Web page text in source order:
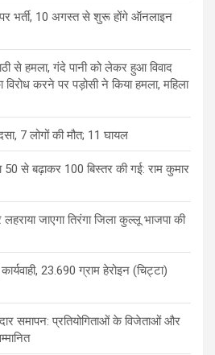
पर भर्ती, 10 अगस्त से शुरू होंगे ऑनलाइन
से हमला, गंदे पानी को लेकर हुआ विवाद
विरोध करने पर पड़ोसी ने किया हमला, महिला
7 लोगों की मौत; 11 घायल
50 से बढ़ाकर 100 बिस्तर की गई: राम कुमार
जाएगा तिरंगा जिला कुल्लू भाजपा की
23.690 ग्राम हेरोइन (चिट्टा)
समापन: प्रतियोगिताओं के विजेताओं और